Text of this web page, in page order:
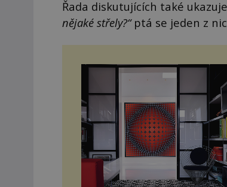
Řada diskutujících také
nějaké střely?“ ptá se jeden z